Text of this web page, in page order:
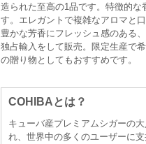
造られた至高の1品です。特徴的
す。エレガントで複雑なアロマと
豊かな芳香にフレッシュ感のある
独占輸入をして販売。限定生産で
の贈り物としてもおすすめです。
COHIBAとは？
キューバ産プレミアムシガーの
れ、世界中の多くのユーザーに